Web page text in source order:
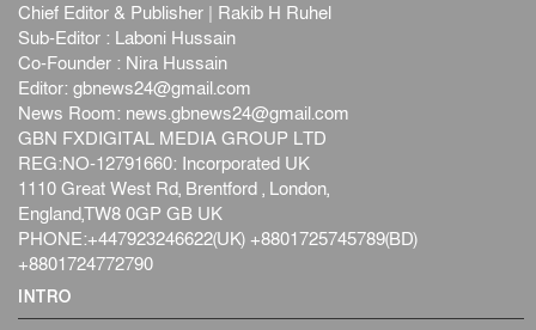
Chief Editor & Publisher | Rakib H Ruhel
Sub-Editor : Laboni Hussain
Co-Founder : Nira Hussain
Editor: gbnews24@gmail.com
News Room: news.gbnews24@gmail.com
GBN FXDIGITAL MEDIA GROUP LTD
REG:NO-12791660: Incorporated UK
1110 Great West Rd, Brentford , London,
England,TW8 0GP GB UK
PHONE:+447923246622(UK) +8801725745789(BD)
+8801724772790
INTRO